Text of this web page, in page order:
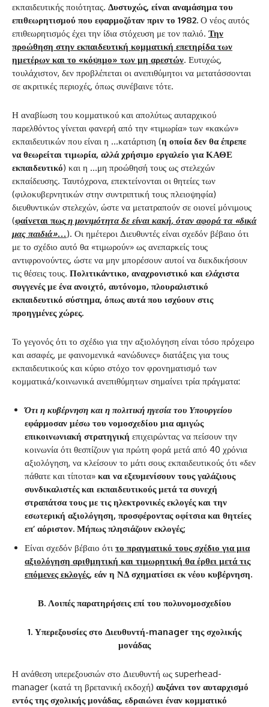
εκπαιδευτικής ποιότητας. Δυστυχώς, είναι αναμάσημα του
επιθεωρητισμού που εφαρμοζόταν πριν το 1982. Ο νέος αυτός
επιθεωρητισμός έχει την ίδια στόχευση με τον παλιό. Την
προώθηση στην εκπαιδευτική κομματική επετηρίδα των
ημετέρων και το «κόψιμο» των μη αρεστών. Ευτυχώς,
τουλάχιστον, δεν προβλέπεται οι ανεπιθύμητοι να μετατάσσονται
σε ακριτικές περιοχές, όπως συνέβαινε τότε.
Η αναβίωση του κομματικού και απολύτως αυταρχικού
παρελθόντος γίνεται φανερή από την «τιμωρία» των «κακών»
εκπαιδευτικών που είναι η …κατάρτιση (η οποία δεν θα έπρεπε
να θεωρείται τιμωρία, αλλά χρήσιμο εργαλείο για ΚΑΘΕ
εκπαιδευτικό) και η …μη προώθησή τους ως στελεχών
εκπαίδευσης. Ταυτόχρονα, επεκτείνονται οι θητείες των
(φιλοκυβερνητικών στην συντριπτική τους πλειοψηφία)
διευθυντικών στελεχών, ώστε να μετατραπούν σε οιονεί μόνιμους
(φαίνεται πως η μονιμότητα δε είναι κακή, όταν αφορά τα «δικά
μας παιδιά»…). Οι ημέτεροι Διευθυντές είναι σχεδόν βέβαιο ότι
με το σχέδιο αυτό θα «τιμωρούν» ως ανεπαρκείς τους
αντιφρονούντες, ώστε να μην μπορέσουν αυτοί να διεκδικήσουν
τις θέσεις τους. Πολιτικάντικο, αναχρονιστικό και ελάχιστα
συγγενές με ένα ανοιχτό, αυτόνομο, πλουραλιστικό
εκπαιδευτικό σύστημα, όπως αυτά που ισχύουν στις
προηγμένες χώρες.
Το γεγονός ότι το σχέδιο για την αξιολόγηση είναι τόσο πρόχειρο
και ασαφές, με φαινομενικά «ανώδυνες» διατάξεις για τους
εκπαιδευτικούς και κύριο στόχο τον φρονηματισμό των
κομματικά/κοινωνικά ανεπιθύμητων σημαίνει τρία πράγματα:
Ότι η κυβέρνηση και η πολιτική ηγεσία του Υπουργείου
εφάρμοσαν μέσω του νομοσχεδίου μια αμιγώς
επικοινωνιακή στρατηγική επιχειρώντας να πείσουν την
κοινωνία ότι θεσπίζουν για πρώτη φορά μετά από 40 χρόνια
αξιολόγηση, να κλείσουν το μάτι σους εκπαιδευτικούς ότι «δεν
πάθατε και τίποτα» και να εξευμενίσουν τους γαλάζιους
συνδικαλιστές και εκπαιδευτικούς μετά τα συνεχή
στραπάτσα τους με τις ηλεκτρονικές εκλογές και την
εσωτερική αξιολόγηση, προσφέροντας οφίτσια και θητείες
επ’ αόριστον. Μήπως πλησιάζουν εκλογές;
Είναι σχεδόν βέβαιο ότι το πραγματικό τους σχέδιο για μια
αξιολόγηση αριθμητική και τιμωρητική θα έρθει μετά τις
επόμενες εκλογές, εάν η ΝΔ σχηματίσει εκ νέου κυβέρνηση.
Β. Λοιπές παρατηρήσεις επί του πολυνομοσχεδίου
1. Υπερεξουσίες στο Διευθυντή-manager της σχολικής
μονάδας
Η ανάθεση υπερεξουσιών στο Διευθυντή ως superhead-
manager (κατά τη βρετανική εκδοχή) αυξάνει τον αυταρχισμό
εντός της σχολικής μονάδας, εδραιώνει έναν κομματικό